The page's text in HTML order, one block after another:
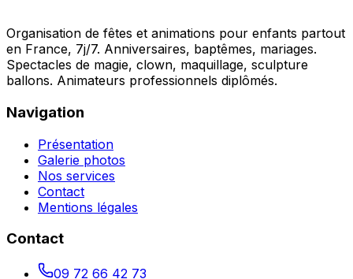
Organisation de fêtes et animations pour enfants partout
en France, 7j/7. Anniversaires, baptêmes, mariages.
Spectacles de magie, clown, maquillage, sculpture
ballons. Animateurs professionnels diplômés.
Navigation
Présentation
Galerie photos
Nos services
Contact
Mentions légales
Contact
09 72 66 42 73